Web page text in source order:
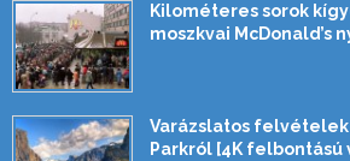
Kilométeres sorok
moszkvai McDonald’s
Varázslatos
Parkról [4K felbontású